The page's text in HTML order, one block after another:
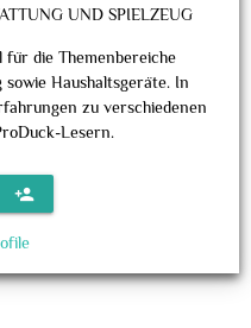
UND SPIELZEUG
die Themenbereiche
Haushaltsgeräte. In
zu verschiedenen
Lesern.
person_add